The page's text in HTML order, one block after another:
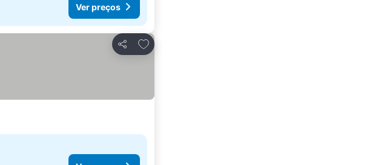
Ver preços
Partilhar
Adicionar aos favoritos